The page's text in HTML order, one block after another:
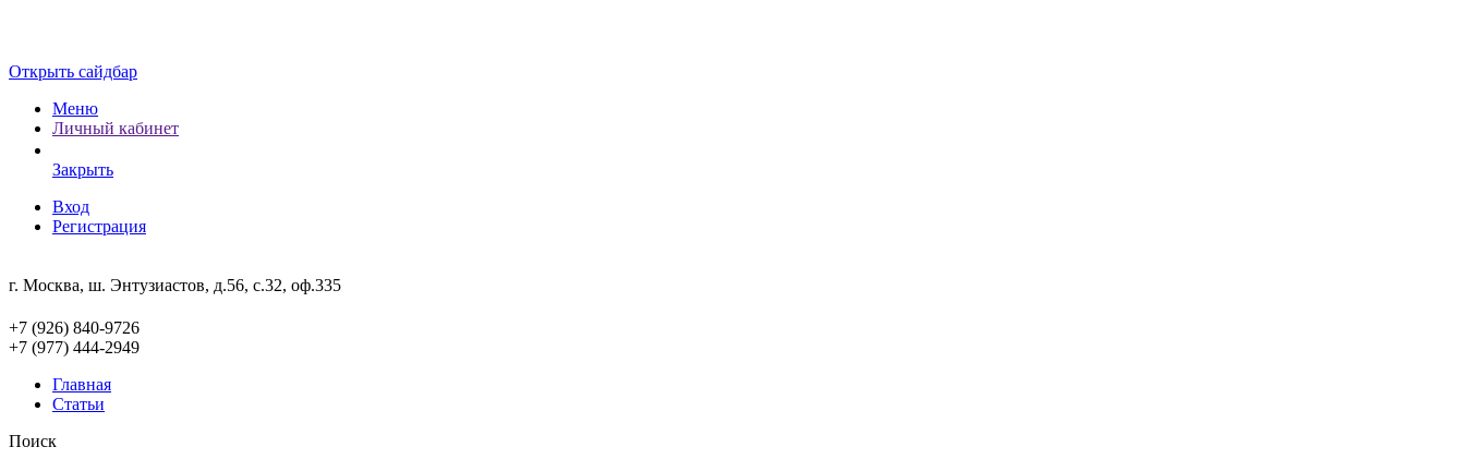
Открыть сайдбар
Меню
Личный кабинет
Закрыть
Вход
Регистрация
г. Москва, ш. Энтузиастов, д.56, с.32, оф.335
+7 (926) 840-9726
+7 (977) 444-2949
Главная
Статьи
Поиск